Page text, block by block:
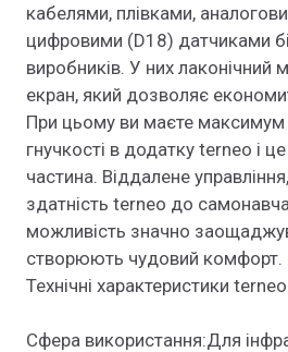
кабелями, плівками,
цифровими (D18) датчиками
виробників. У них лаконічний
екран, який дозволяє
При цьому ви маєте максимум
гнучкості в додатку terneo і
частина. Віддалене
здатність terneo до
можливість значно
створюють чудовий комфорт.
Технічні характеристики
Сфера використання:Для